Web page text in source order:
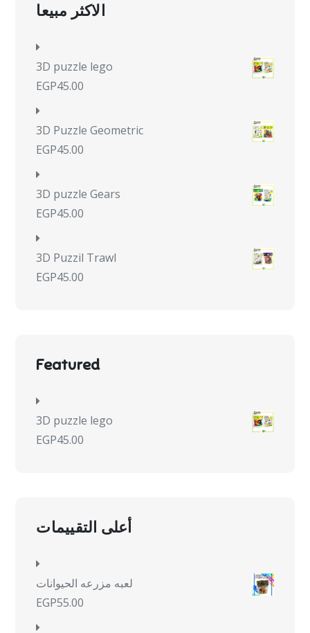
الاكثر مبيعا
3D puzzle lego
EGP45.00
3D Puzzle Geometric
EGP45.00
3D puzzle Gears
EGP45.00
3D Puzzil Trawl
EGP45.00
Featured
3D puzzle lego
EGP45.00
أعلى التقييمات
لعبه مزرعه الحيوانات
EGP55.00